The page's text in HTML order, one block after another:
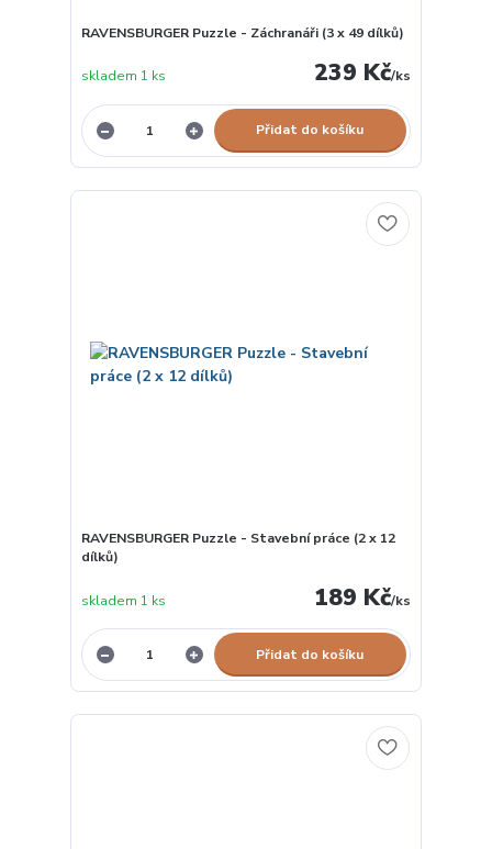
RAVENSBURGER Puzzle - Záchranáři (3 x 49 dílků)
239 Kč/ks
skladem 1 ks
Přidat do košíku
RAVENSBURGER Puzzle - Stavební práce (2 x 12
dílků)
189 Kč/ks
skladem 1 ks
Přidat do košíku